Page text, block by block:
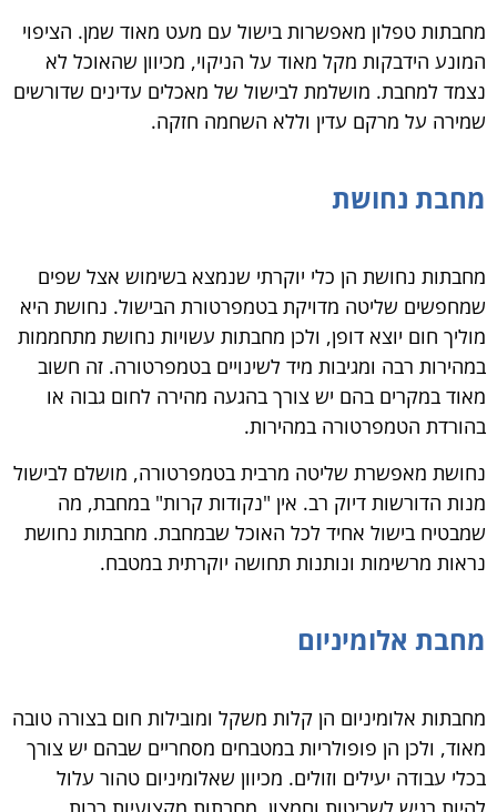
מחבתות טפלון מאפשרות בישול עם מעט מאוד שמן. הציפוי
המונע הידבקות מקל מאוד על הניקוי, מכיוון שהאוכל לא
נצמד למחבת. מושלמת לבישול של מאכלים עדינים שדורשים
שמירה על מרקם עדין וללא השחמה חזקה.
מחבת נחושת
מחבתות נחושת הן כלי יוקרתי שנמצא בשימוש אצל שפים
שמחפשים שליטה מדויקת בטמפרטורת הבישול. נחושת היא
מוליך חום יוצא דופן, ולכן מחבתות עשויות נחושת מתחממות
במהירות רבה ומגיבות מיד לשינויים בטמפרטורה. זה חשוב
מאוד במקרים בהם יש צורך בהגעה מהירה לחום גבוה או
בהורדת הטמפרטורה במהירות.
נחושת מאפשרת שליטה מרבית בטמפרטורה, מושלם לבישול
מנות הדורשות דיוק רב. אין "נקודות קרות" במחבת, מה
שמבטיח בישול אחיד לכל האוכל שבמחבת. מחבתות נחושת
נראות מרשימות ונותנות תחושה יוקרתית במטבח.
מחבת אלומיניום
מחבתות אלומיניום הן קלות משקל ומובילות חום בצורה טובה
מאוד, ולכן הן פופולריות במטבחים מסחריים שבהם יש צורך
בכלי עבודה יעילים וזולים. מכיוון שאלומיניום טהור עלול